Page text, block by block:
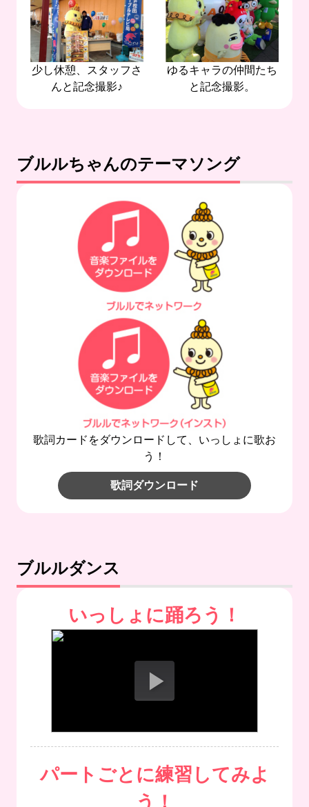
少し休憩、スタッフさ
んと記念撮影♪
ゆるキャラの仲間たち
と記念撮影。
ブルルちゃんのテーマソング
歌詞カードをダウンロードして、いっしょに歌お
う！
歌詞ダウンロード
ブルルダンス
いっしょに踊ろう！
パートごとに練習してみよ
う！